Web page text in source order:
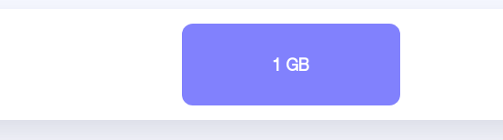
1 GB